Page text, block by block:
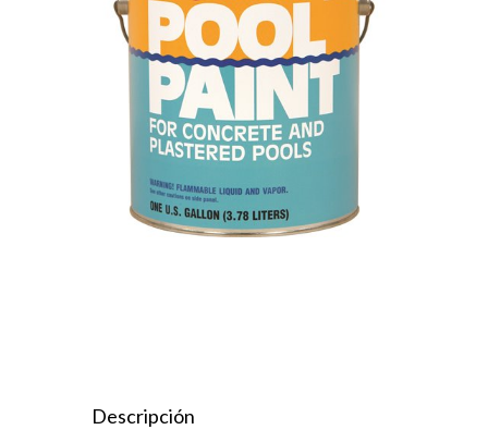
Descripción